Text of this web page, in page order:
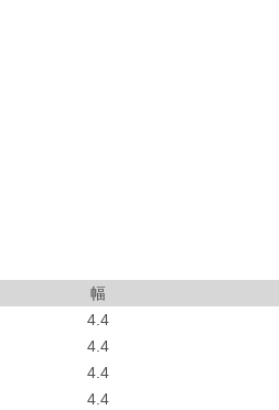
幅
4.4
4.4
4.4
4.4